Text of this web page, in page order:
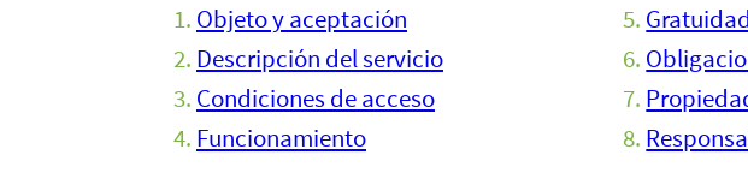
Objeto y aceptación
Descripción del servicio
Condiciones de acceso
Funcionamiento
Gratuidad